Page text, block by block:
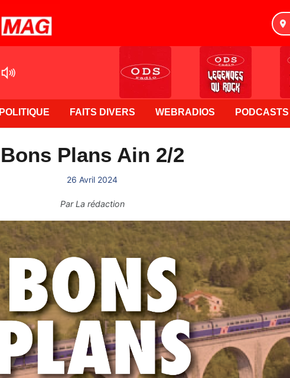
POLITIQUE FAITS DIVERS WEBRADIOS PODCASTS
Bons Plans Ain 2/2
26 Avril 2024
ParLa rédaction